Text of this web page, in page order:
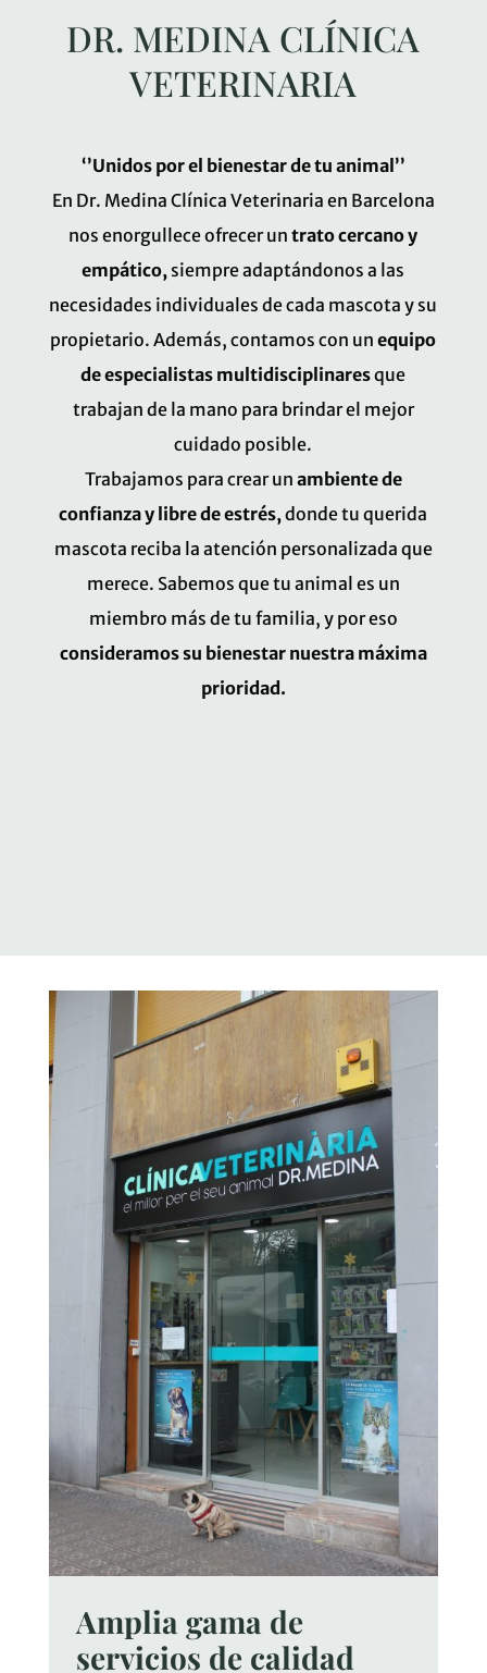
DR. MEDINA CLÍNICA
VETERINARIA
‘’Unidos por el bienestar de tu animal’’
En Dr. Medina Clínica Veterinaria en Barcelona
nos enorgullece ofrecer un trato cercano y
empático, siempre adaptándonos a las
necesidades individuales de cada mascota y su
propietario. Además, contamos con unequipo
de especialistas multidisciplinaresque
trabajan de la mano para brindar el mejor
cuidado posible.
Trabajamos para crear un ambiente de
confianza y libre de estrés,donde tu querida
mascota reciba la atención personalizada que
merece. Sabemos que tu animal es un
miembro más de tu familia, y por eso
consideramos su bienestar nuestra máxima
prioridad.
Amplia gama de
servicios de calidad